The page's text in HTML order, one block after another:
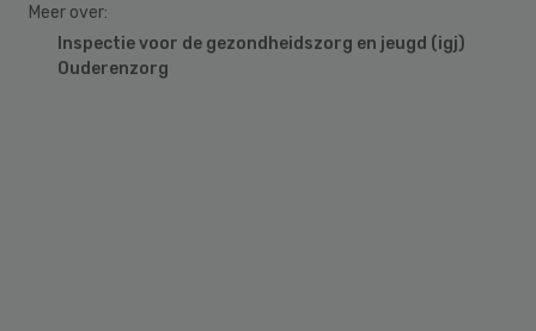
Meer over:
Inspectie voor de gezondheidszorg en jeugd (igj)
Ouderenzorg